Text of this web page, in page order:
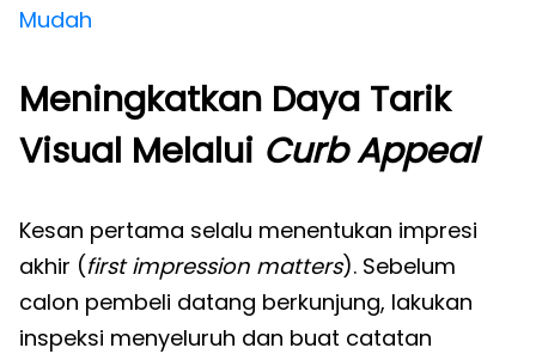
Mudah
Meningkatkan Daya Tarik
Visual Melalui Curb Appeal
Kesan pertama selalu menentukan impresi
akhir (first impression matters). Sebelum
calon pembeli datang berkunjung, lakukan
inspeksi menyeluruh dan buat catatan